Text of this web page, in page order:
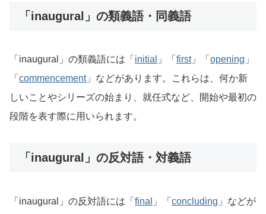
「inaugural」の類義語・同義語
「inaugural」の類義語には「 initial 」「 first」「 opening 」
「 commencement」などがあります。これらは、何か新
しいことやシリーズの始まり、就任式など、開始や最初の
段階を表す際に用いられます。
「inaugural」の反対語・対義語
「inaugural」の反対語には「 final 」「 concluding 」などが